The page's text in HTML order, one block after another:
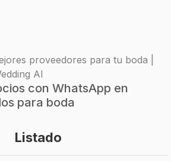
proveedores para tu boda |
AI
con WhatsApp en
para boda
Listado